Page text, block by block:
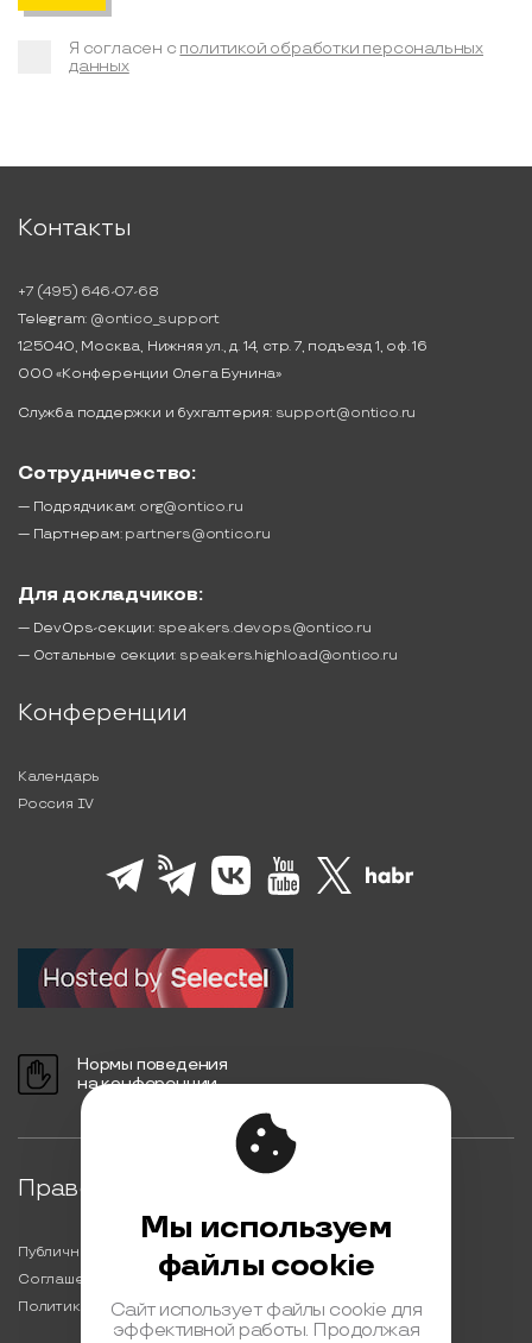
Я согласен с политикой обработки персональных
данных
Контакты
+7 (495) 646-07-68
Telegram: @ontico_support
125040, Москва, Нижняя ул., д. 14, стр. 7, подъезд 1, оф. 16
ООО «Конференции Олега Бунина»
Служба поддержки и бухгалтерия: support@ontico.ru
Сотрудничество:
— Подрядчикам: org@ontico.ru
— Партнерам: partners@ontico.ru
Для докладчиков:
— DevOps-секции: speakers.devops@ontico.ru
— Остальные секции: speakers.highload@ontico.ru
Конференции
Календарь
Россия IV
Нормы поведения
на конференции
Правовая информация
Публичная оферта
Соглашение на обработку персональных данных
Политика обработки персональных данных
Мы используем
файлы cookie
Сайт использует файлы cookie для
эффективной работы. Продолжая